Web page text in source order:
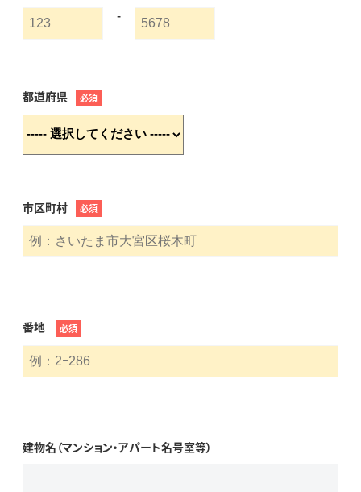
-
都道府県 必須
市区町村 必須
番地 必須
建物名（マンション・アパート名号室等）